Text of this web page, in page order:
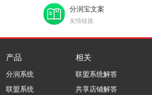
分润宝文案
友情链接
产品
分润系统
联盟系统
相关
联盟系统解答
共享店铺解答